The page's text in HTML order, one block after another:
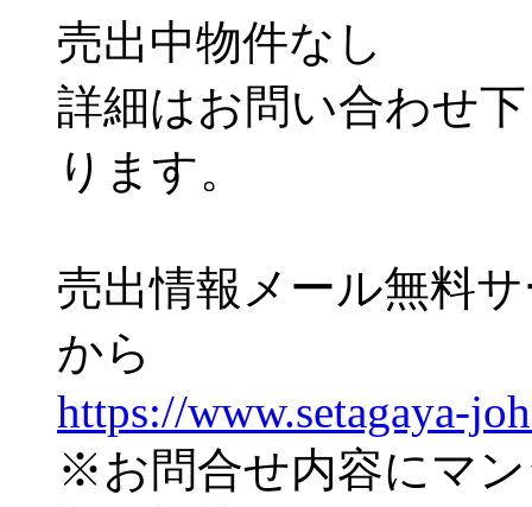
売出中物件なし
詳細はお問い合わせ
ります。
売出情報メール無料
から
https://www.setagaya-
※お問合せ内容にマ